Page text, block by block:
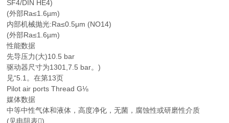
SF4/DIN HE4)
(外部Ra≤1.6µm)
内部机械抛光:Ra≤0.5μm (NO14)
(外部Ra≤1.6µm)
性能数据
先导压力(大)10.5 bar
驱动器尺寸为1301,7.5 bar。)
见“5.1。在第13页
Pilot air ports Thread G⅛
媒体数据
中等中性气体和液体，高度净化，无菌，腐蚀性或研磨性介质
(见电阻表)